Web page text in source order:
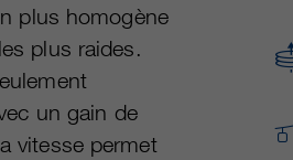
plus homogène
plus raides.
un gain de
vitesse permet
Analytics sur
policies.google.com/privacy. qui nous
à améliorer nos sites Internet / nos
Ces informations sont également
à nos clients / partenaires.